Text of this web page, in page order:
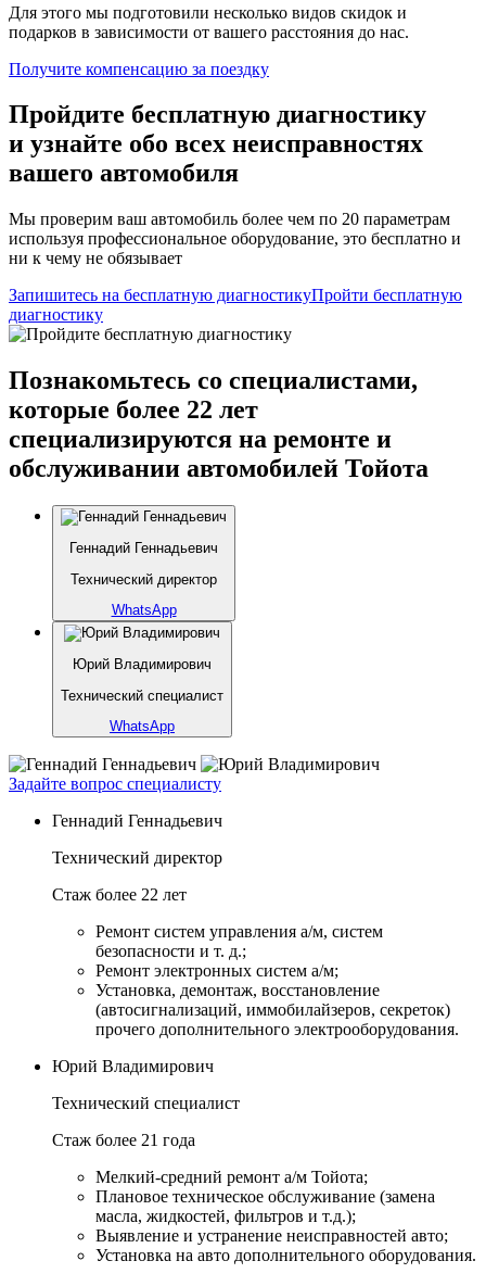
Для этого мы подготовили несколько видов скидок и
подарков в зависимости от вашего расстояния до нас.
Получите компенсацию за поездку
Пройдите бесплатную диагностику
и узнайте обо всех неисправностях
вашего автомобиля
Мы проверим ваш автомобиль более чем по 20 параметрам
используя профессиональное оборудование, это бесплатно и
ни к чему не обязывает
Запишитесь на бесплатную диагностикуПройти бесплатную
диагностику
Познакомьтесь со специалистами,
которые более 22 лет
специализируются на ремонте и
обслуживании автомобилей Тойота
Геннадий Геннадьевич
Технический директор
WhatsApp
Юрий Владимирович
Технический специалист
WhatsApp
Задайте вопрос специалисту
Геннадий Геннадьевич
Технический директор
Стаж более 22 лет
Ремонт систем управления а/м, систем
безопасности и т. д.;
Ремонт электронных систем а/м;
Установка, демонтаж, восстановление
(автосигнализаций, иммобилайзеров, секреток)
прочего дополнительного электрооборудования.
Юрий Владимирович
Технический специалист
Стаж более 21 года
Мелкий-средний ремонт а/м Тойота;
Плановое техническое обслуживание (замена
масла, жидкостей, фильтров и т.д.);
Выявление и устранение неисправностей авто;
Установка на авто дополнительного оборудования.